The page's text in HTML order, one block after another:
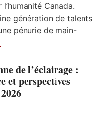
Canada.
génération de talents
pénurie de main-
de l’éclairage :
et perspectives